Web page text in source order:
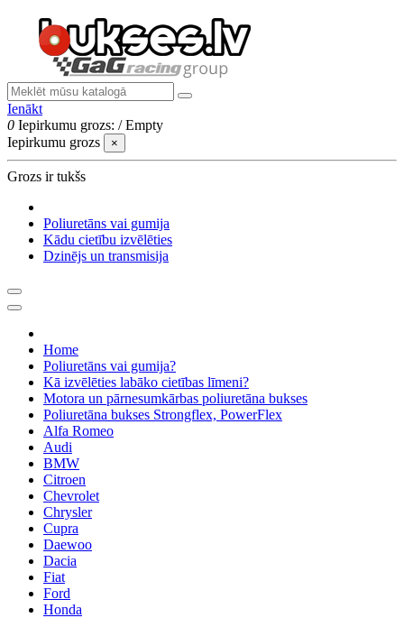
Ienākt
0 Iepirkumu grozs: /Empty
Iepirkumu grozs
×
Grozs ir tukšs
Poliuretāns vai gumija
Kādu cietību izvēlēties
Dzinējs un transmisija
Home
Poliuretāns vai gumija?
Kā izvēlēties labāko cietības līmeni?
Motora un pārnesumkārbas poliuretāna bukses
Poliuretāna bukses Strongflex, PowerFlex
Alfa Romeo
Audi
BMW
Citroen
Chevrolet
Chrysler
Cupra
Daewoo
Dacia
Fiat
Ford
Honda